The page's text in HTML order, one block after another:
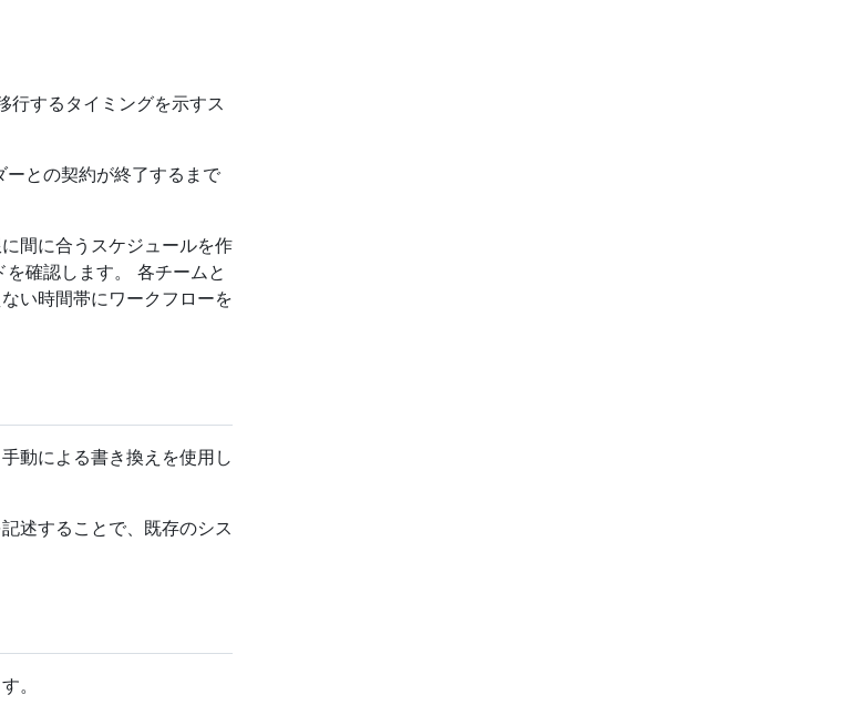
するタイミングを示すス
との契約が終了するまで
間に合うスケジュールを作
確認します。 各チームと
い時間帯にワークフローを
動による書き換えを使用し
述することで、既存のシス
。